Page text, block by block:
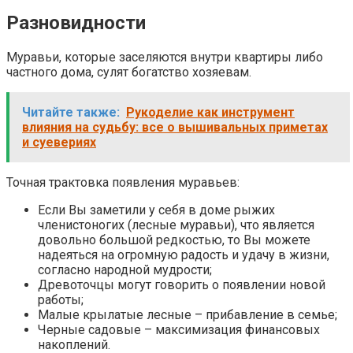
Разновидности
Муравьи, которые заселяются внутри квартиры либо
частного дома, сулят богатство хозяевам.
Читайте также: Рукоделие как инструмент
влияния на судьбу: все о вышивальных приметах
и суевериях
Точная трактовка появления муравьев:
Если Вы заметили у себя в доме рыжих
членистоногих (лесные муравьи), что является
довольно большой редкостью, то Вы можете
надеяться на огромную радость и удачу в жизни,
согласно народной мудрости;
Древоточцы могут говорить о появлении новой
работы;
Малые крылатые лесные – прибавление в семье;
Черные садовые – максимизация финансовых
накоплений.